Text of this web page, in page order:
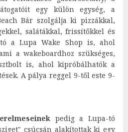
egy külön egység, a
Bár szolgálja ki pizzákkal,
salátákkal, frissítőkkel és
a Lupa Wake Shop is, ahol
a wakeboardhoz szükséges,
is, ahol kipróbálhatók a
A pálya reggel 9-től este 9-
pedig a Lupa-tó
csúcsán alakítottak ki egy